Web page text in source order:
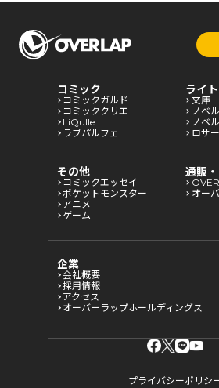
コミック
コミックガルド
コミッククリエ
LiQulle
ラブパルフェ
ライ
文庫
ノベ
ノベ
ロサ
その他
コミックエッセイ
ポケットモンスター
アニメ
ゲーム
通販
オー
企業
会社概要
採用情報
アクセス
オーバーラップホールディングス
プライバシーポリシ